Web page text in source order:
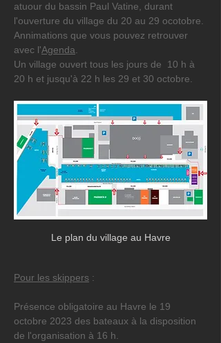
atuour du bassin Paul Vatine, durant
l'ouverture du village du 20 au 29 ocotobre.
Annimations que vous pouvez retrouver
avec l'Agenda
Un village ouvert tous les jours de  10 h à
20 h et jusqu'à 22 h les 29 et 30 octobre.
Le plan du village au Havre
Pour les skippers :
Présence obligatoire au Havre le 19
octobre 2023 des bateaux à la disposition
de l'organisation à 16 h.